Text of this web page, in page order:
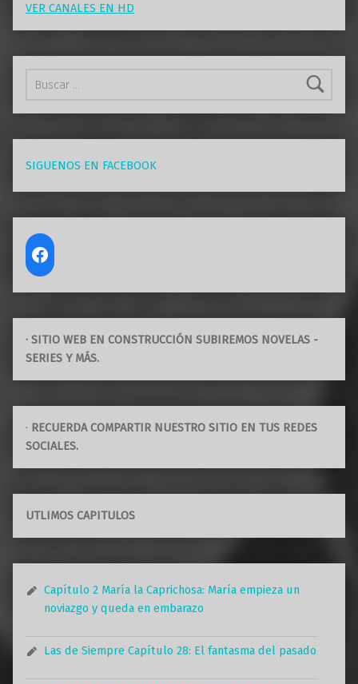
VER CANALES EN HD
SIGUENOS EN FACEBOOK
· SITIO WEB EN CONSTRUCCIÓN SUBIREMOS NOVELAS -
SERIES Y MÁS.
· RECUERDA COMPARTIR NUESTRO SITIO EN TUS REDES
SOCIALES.
UTLIMOS CAPITULOS
Capítulo 2 María la Caprichosa: María empieza un
noviazgo y queda en embarazo
Las de Siempre Capítulo 28: El fantasma del pasado